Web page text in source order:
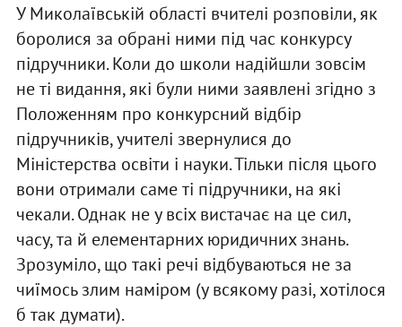
У Миколаївській області вчителі розповіли, як
боролися за обрані ними під час конкурсу
підручники. Коли до школи надійшли зовсім
не ті видання, які були ними заявлені згідно з
Положенням про конкурсний відбір
підручників, учителі звернулися до
Міністерства освіти і науки. Тільки після цього
вони отримали саме ті підручники, на які
чекали. Однак не у всіх вистачає на це сил,
часу, та й елементарних юридичних знань.
Зрозуміло, що такі речі відбуваються не за
чиїмось злим наміром (у всякому разі, хотілося
б так думати).